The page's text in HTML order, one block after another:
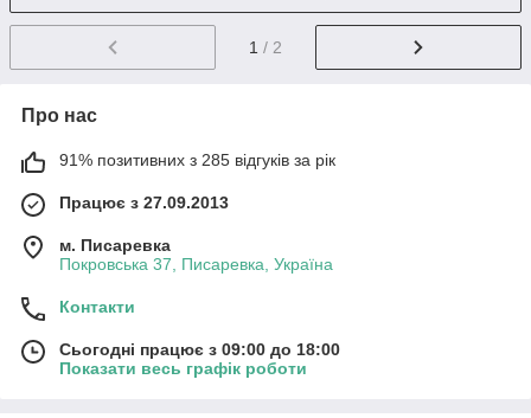
1 / 2
Про нас
91% позитивних з 285 відгуків за рік
Працює з 27.09.2013
м. Писаревка
Покровська 37, Писаревка, Україна
Контакти
Сьогодні працює з 09:00 до 18:00
Показати весь графік роботи